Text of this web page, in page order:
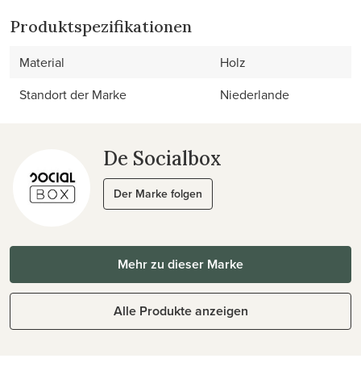
Produktspezifikationen
Material
Holz
Standort der Marke
Niederlande
De Socialbox
Der Marke folgen
Mehr zu dieser Marke
Alle Produkte anzeigen